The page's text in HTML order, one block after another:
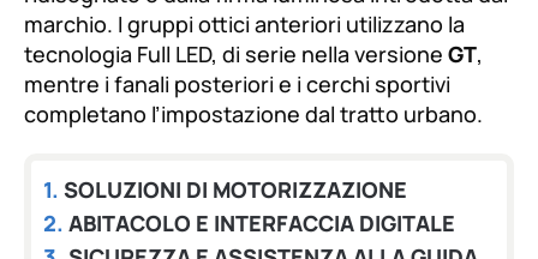
marchio. I gruppi ottici anteriori utilizzano la
tecnologia Full LED, di serie nella versione GT,
mentre i fanali posteriori e i cerchi sportivi
completano l’impostazione dal tratto urbano.
SOLUZIONI DI MOTORIZZAZIONE
ABITACOLO E INTERFACCIA DIGITALE